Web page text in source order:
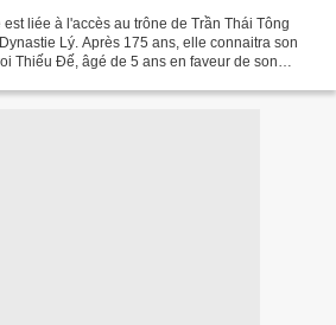
liée à l'accès au trône de Trần Thái Tông
Lý. Après 175 ans, elle connaitra son
Thiếu Đế, âgé de 5 ans en faveur de son